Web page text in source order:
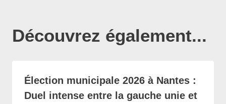
Découvrez également...
Élection municipale 2026 à Nantes :
Duel intense entre la gauche unie et